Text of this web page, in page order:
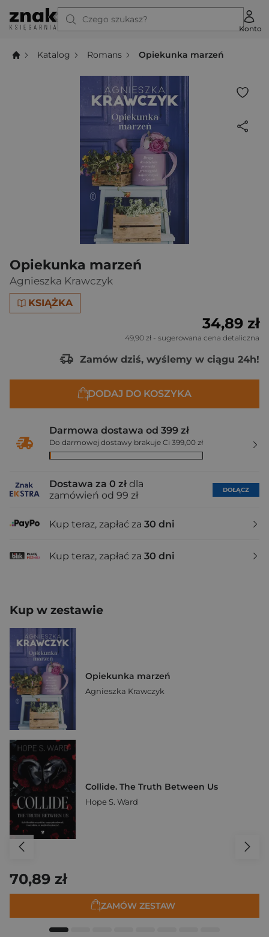
Czego szukasz?
Konto
Katalog Romans Opiekunka marzeń
Opiekunka marzeń
Agnieszka Krawczyk
KSIĄŻKA
34,89 zł
49,90 zł - sugerowana cena detaliczna
Zamów dziś, wyślemy w ciągu 24h!
DODAJ DO KOSZYKA
Darmowa dostawa od 399 zł
Do darmowej dostawy brakuje Ci 399,00 zł
Dostawa za 0 zł dla
zamówień od 99 zł
DOŁĄCZ
Kup teraz, zapłać za 30 dni
Kup teraz, zapłać za 30 dni
Kup w zestawie
Opiekunka marzeń
Agnieszka Krawczyk
Collide. The Truth Between Us
Hope S. Ward
70,89 zł
ZAMÓW ZESTAW